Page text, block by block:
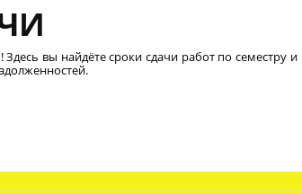
вы найдёте сроки сдачи работ по семестру и